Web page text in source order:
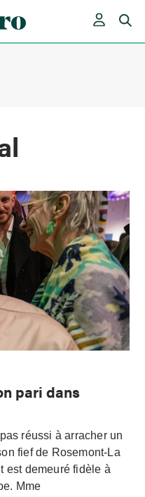
pari dans
réussi à arracher un
fief de Rosemont-La
est demeuré fidèle à
Mme